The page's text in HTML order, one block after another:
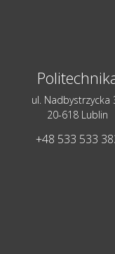
ul. Nadbystrzycka
20-618 Lublin
+48 533 533